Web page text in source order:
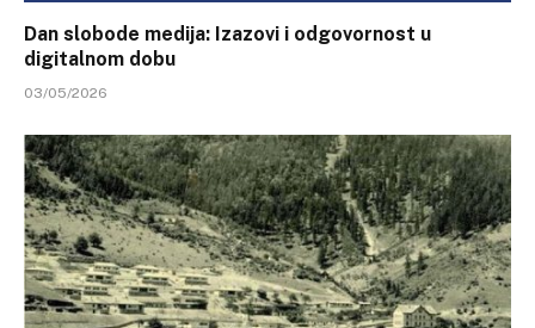
Dan slobode medija: Izazovi i odgovornost u
digitalnom dobu
03/05/2026